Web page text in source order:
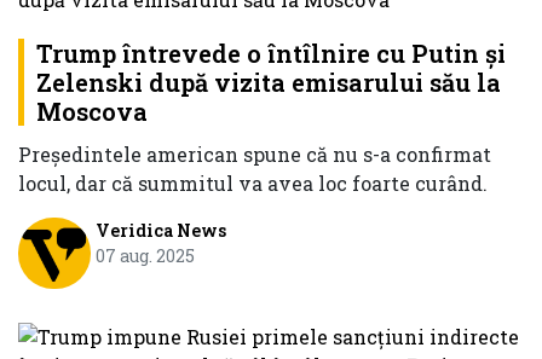
Trump întrevede o întîlnire cu Putin şi
Zelenski după vizita emisarului său la
Moscova
Preşedintele american spune că nu s-a confirmat
locul, dar că summitul va avea loc foarte curând.
Veridica News
07 aug. 2025